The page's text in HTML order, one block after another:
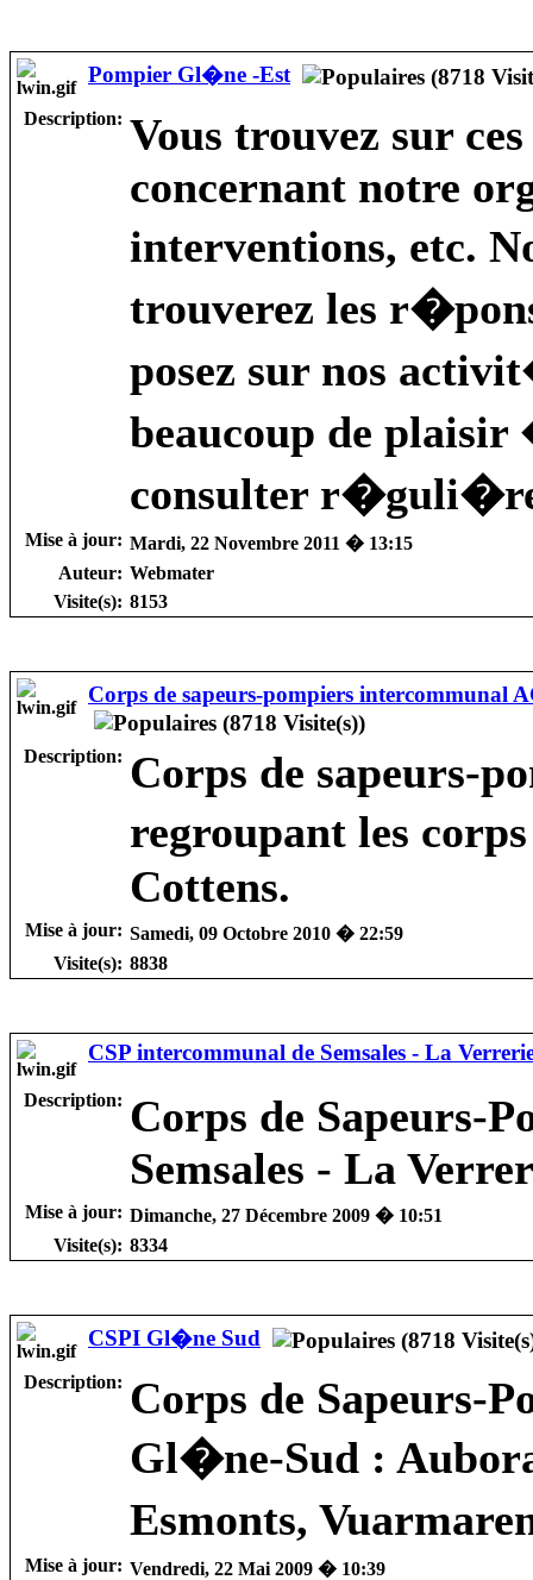
Pompier Gl�ne -Est
Description: Vous trouvez sur
concernant notre
interventions, etc.
trouverez les
posez sur nos
beaucoup de
consulter
Mise à jour: Mardi, 22 Novembre 2011 � 13:15
Auteur: Webmater
Visite(s): 8153
Corps de sapeurs-pompiers intercommunal
Description: Corps de sapeurs-
regroupant les
Cottens.
Mise à jour: Samedi, 09 Octobre 2010 � 22:59
Visite(s): 8838
CSP intercommunal de Semsales - La
Description: Corps de Sapeurs-
Semsales - La
Mise à jour: Dimanche, 27 Décembre 2009 � 10:51
Visite(s): 8334
CSPI Gl�ne Sud
Description: Corps de Sapeurs-
Gl�ne-Sud :
Esmonts,
Mise à jour: Vendredi, 22 Mai 2009 � 10:39